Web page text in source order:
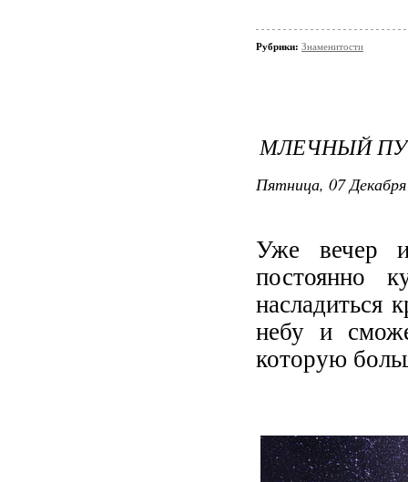
Рубрики: Знаменитости
МЛЕЧНЫЙ
Пятница, 07
Уже вечер
постоянно
насладиться
небу и
которую